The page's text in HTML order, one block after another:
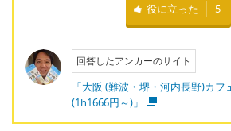
役に立った 5
回答したアンカーのサイト
「大阪 (難波・堺・河内長野)カフ
(1h1666円～)」